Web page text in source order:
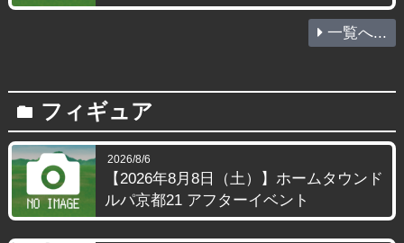
一覧へ...
folder フィギュア
2026/8/6
【2026年8月8日（土）】ホームタウンド
ルパ京都21 アフターイベント